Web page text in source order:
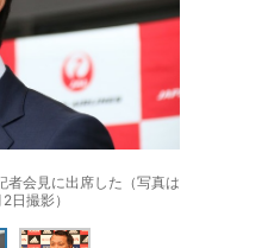
者会見に出席した（写真は
日撮影）